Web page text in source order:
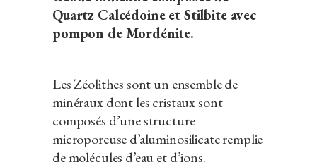
Quartz Calcédoine et Stilbite avec
pompon de Mordénite.
Les Zéolithes sont un ensemble de
minéraux dont les cristaux sont
composés d’une structure
microporeuse d’aluminosilicate remplie
de molécules d’eau et d’ions.